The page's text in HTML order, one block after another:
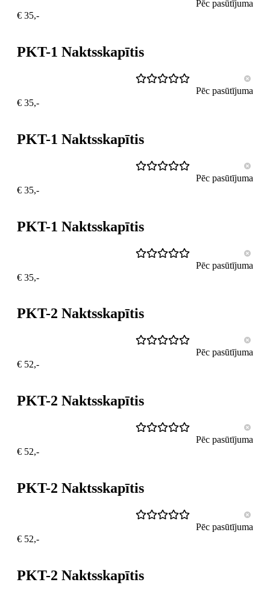
Pēc pasūtījuma
€ 35,-
PKT-1 Naktsskapītis
Pēc pasūtījuma
€ 35,-
PKT-1 Naktsskapītis
Pēc pasūtījuma
€ 35,-
PKT-1 Naktsskapītis
Pēc pasūtījuma
€ 35,-
PKT-2 Naktsskapītis
Pēc pasūtījuma
€ 52,-
PKT-2 Naktsskapītis
Pēc pasūtījuma
€ 52,-
PKT-2 Naktsskapītis
Pēc pasūtījuma
€ 52,-
PKT-2 Naktsskapītis